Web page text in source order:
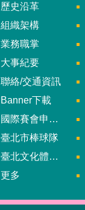
歷史沿革
組織架構
業務職掌
大事紀要
聯絡/交通資訊
Banner下載
國際賽會申辦暨籌辦小組
臺北市棒球隊
臺北文化體育園區
更多